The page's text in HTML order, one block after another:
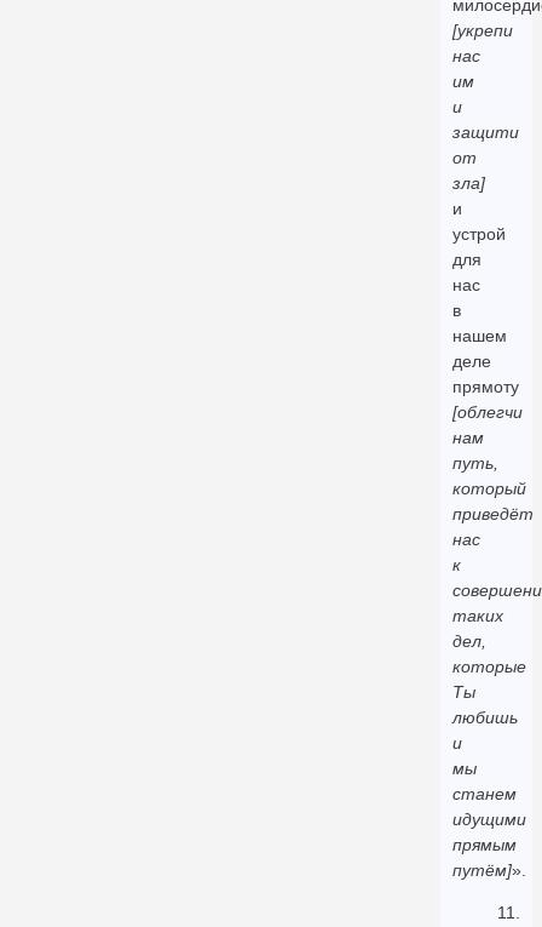
[укрепи
нас
им
и
защити
от
зла]
и
устрой
для
нас
в
нашем
деле
прямоту
[облегчи
нам
путь,
который
приведёт
нас
к
таких
дел,
которые
Ты
любишь
и
мы
станем
идущими
прямым
путём]».
11.